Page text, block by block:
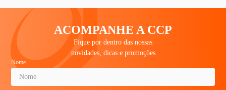
ACOMPANHE A CCP
Fique por dentro das nossas
novidades, dicas e promoções
Nome